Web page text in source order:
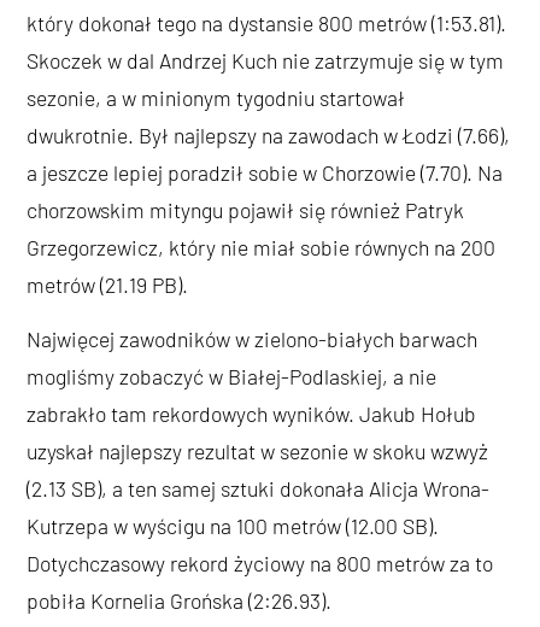
który dokonał tego na dystansie 800 metrów (1:53.81).
Skoczek w dal Andrzej Kuch nie zatrzymuje się w tym
sezonie, a w minionym tygodniu startował
dwukrotnie. Był najlepszy na zawodach w Łodzi (7.66),
a jeszcze lepiej poradził sobie w Chorzowie (7.70). Na
chorzowskim mityngu pojawił się również Patryk
Grzegorzewicz, który nie miał sobie równych na 200
metrów (21.19 PB).
Najwięcej zawodników w zielono-białych barwach
mogliśmy zobaczyć w Białej-Podlaskiej, a nie
zabrakło tam rekordowych wyników. Jakub Hołub
uzyskał najlepszy rezultat w sezonie w skoku wzwyż
(2.13 SB), a ten samej sztuki dokonała Alicja Wrona-
Kutrzepa w wyścigu na 100 metrów (12.00 SB).
Dotychczasowy rekord życiowy na 800 metrów za to
pobiła Kornelia Grońska (2:26.93).